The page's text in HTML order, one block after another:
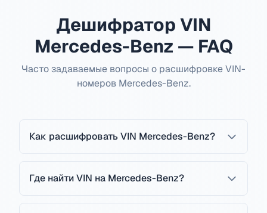
Дешифратор VIN
Mercedes-Benz — FAQ
Часто задаваемые вопросы о расшифровке VIN-
номеров Mercedes-Benz.
Как расшифровать VIN Mercedes-Benz?
Где найти VIN на Mercedes-Benz?